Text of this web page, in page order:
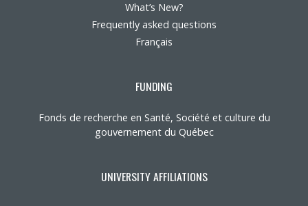
What’s New?
Frequently asked questions
Français
FUNDING
Fonds de recherche en Santé, Société et culture du
gouvernement du Québec
UNIVERSITY AFFILIATIONS